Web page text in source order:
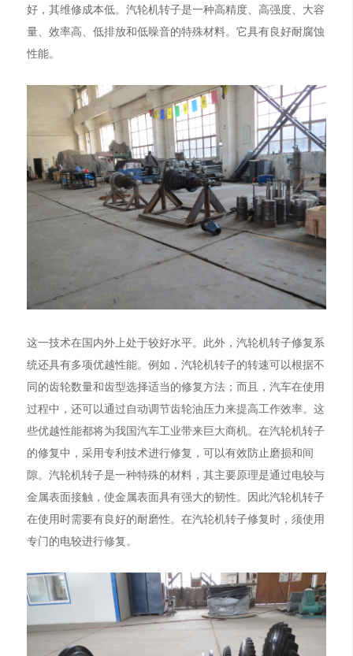
好，其维修成本低。汽轮机转子是一种高精度、高强度、大容
量、效率高、低排放和低噪音的特殊材料。它具有良好耐腐蚀
性能。
这一技术在国内外上处于较好水平。此外，汽轮机转子修复系
统还具有多项优越性能。例如，汽轮机转子的转速可以根据不
同的齿轮数量和齿型选择适当的修复方法；而且，汽车在使用
过程中，还可以通过自动调节齿轮油压力来提高工作效率。这
些优越性能都将为我国汽车工业带来巨大商机。在汽轮机转子
的修复中，采用专利技术进行修复，可以有效防止磨损和间
隙。汽轮机转子是一种特殊的材料，其主要原理是通过电较与
金属表面接触，使金属表面具有强大的韧性。因此汽轮机转子
在使用时需要有良好的耐磨性。在汽轮机转子修复时，须使用
专门的电较进行修复。